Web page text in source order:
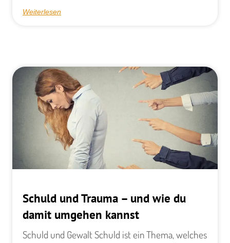
Weiterlesen
Schuld und Trauma – und wie du
damit umgehen kannst
Schuld und Gewalt ​Schuld ist ein Thema, welches